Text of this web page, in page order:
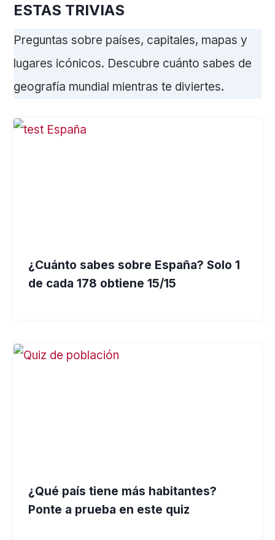
ESTAS TRIVIAS
Preguntas sobre países, capitales, mapas y
lugares icónicos. Descubre cuánto sabes de
geografía mundial mientras te diviertes.
¿Cuánto sabes sobre España? Solo 1
de cada 178 obtiene 15/15
¿Qué país tiene más habitantes?
Ponte a prueba en este quiz